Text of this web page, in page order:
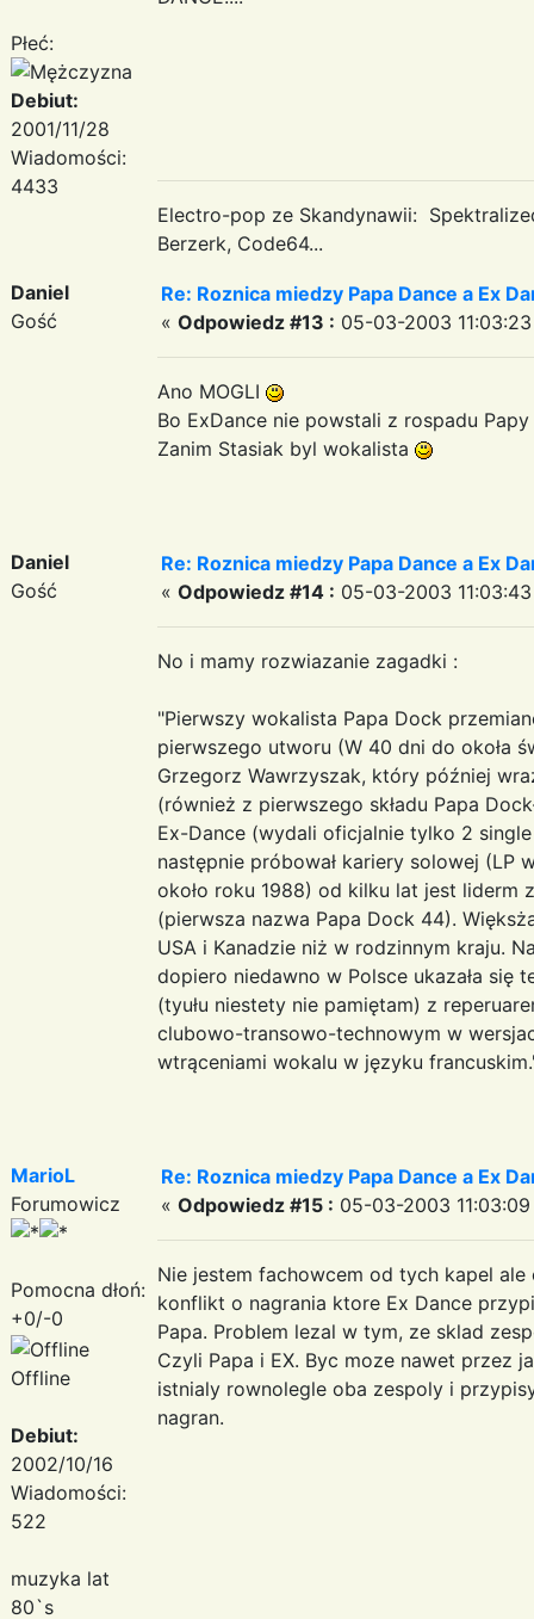
Płeć:
Debiut:
2001/11/28
Wiadomości:
4433
Electro-pop ze Skandynawii:
Berzerk, Code64...
Daniel
Gość
Re: Roznica miedzy Papa Dance a Ex
« Odpowiedz #13 : 05-03-2003
Ano MOGLI
Bo ExDance nie powstali z rospadu
Zanim Stasiak byl wokalista
Daniel
Gość
Re: Roznica miedzy Papa Dance a Ex
« Odpowiedz #14 : 05-03-2003
No i mamy rozwiazanie zagadki :
"Pierwszy wokalista Papa Dock
pierwszego utworu (W 40 dni do okoła
Grzegorz Wawrzyszak, który później
(również z pierwszego składu Papa
Ex-Dance (wydali oficjalnie tylko 2
następnie próbował kariery solowej (LP
około roku 1988) od kilku lat jest liderm
(pierwsza nazwa Papa Dock 44).
USA i Kanadzie niż w rodzinnym kraju.
dopiero niedawno w Polsce ukazała się
(tyułu niestety nie pamiętam) z
clubowo-transowo-technowym w
wtrąceniami wokalu w języku
MarioL
Forumowicz
Pomocna dłoń:
+0/-0
Offline
Debiut:
2002/10/16
Wiadomości:
522
muzyka lat
80`s
Re: Roznica miedzy Papa Dance a Ex
« Odpowiedz #15 : 05-03-2003
Nie jestem fachowcem od tych kapel
konflikt o nagrania ktore Ex Dance
Papa. Problem lezal w tym, ze sklad
Czyli Papa i EX. Byc moze nawet przez
istnialy rownolegle oba zespoly i
nagran.